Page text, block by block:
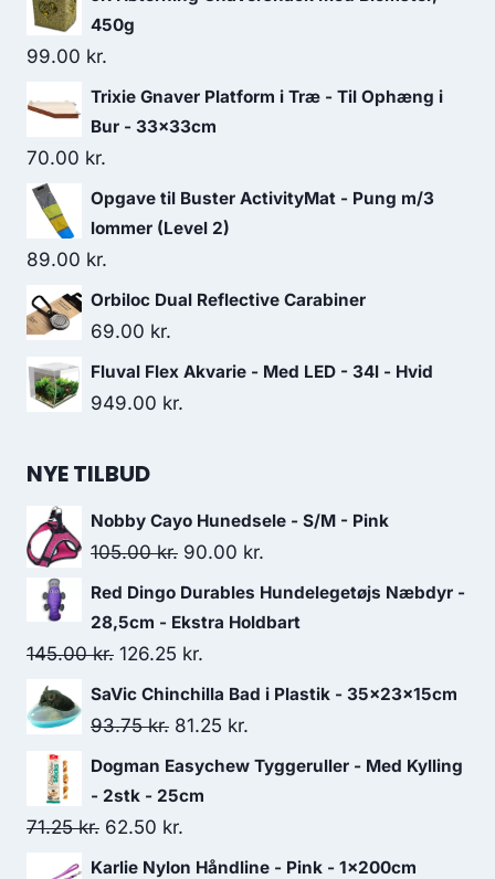
450g
99.00 kr.
Trixie Gnaver Platform i Træ - Til Ophæng i
Bur - 33x33cm
70.00 kr.
Opgave til Buster ActivityMat - Pung m/3
lommer (Level 2)
89.00 kr.
Orbiloc Dual Reflective Carabiner
69.00 kr.
Fluval Flex Akvarie - Med LED - 34l - Hvid
949.00 kr.
NYE TILBUD
Nobby Cayo Hunedsele - S/M - Pink
105.00kr. Den
oprindelige
pris
var:
105.00 kr..
90.00 kr.
aktuelle
pris
90.00 kr..
Red Dingo Durables Hundelegetøjs Næbdyr -
28,5cm - Ekstra Holdbart
145.00kr. Den
oprindelige
pris
145.00 kr..
126.25 kr.
aktuelle
pris
SaVic Chinchilla Bad i Plastik - 35x23x15cm
93.75kr. Den
oprindelige
pris
var:
93.75 kr..
81.25 kr.
aktuelle
81.25 kr..
Dogman Easychew Tyggeruller - Med Kylling
- 2stk - 25cm
71.25kr. Den
oprindelige
62.50 kr.
aktuelle
Karlie Nylon Håndline - Pink - 1x200cm